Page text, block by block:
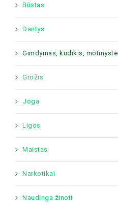
Būstas
Dantys
Gimdymas, kūdikis, motinystė
Grožis
Joga
Ligos
Maistas
Narkotikai
Naudinga žinoti